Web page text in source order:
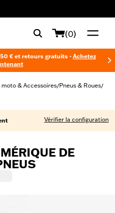
(0)
€ et retours gratuits - Achetez
moto & Accessoires/Pneus & Roues/
Vérifier la configuration
DE